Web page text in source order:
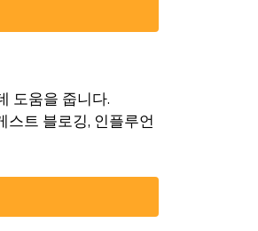
도움을 줍니다.
스트 블로깅, 인플루언